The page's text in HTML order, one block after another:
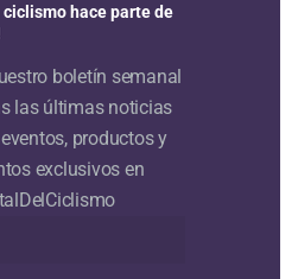
hace parte de
boletín semanal
las últimas noticias
productos y
exclusivos en